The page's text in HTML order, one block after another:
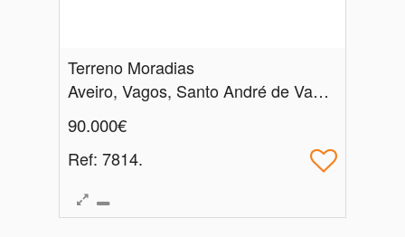
Terreno Moradias
Aveiro, Vagos, Santo André de Vagos
90.000€
Ref: 7814.